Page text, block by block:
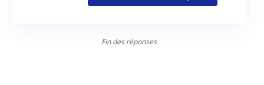
Fin des réponses